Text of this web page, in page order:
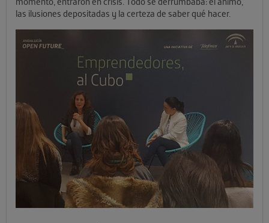
las ilusiones depositadas y la certeza de saber qué hacer.